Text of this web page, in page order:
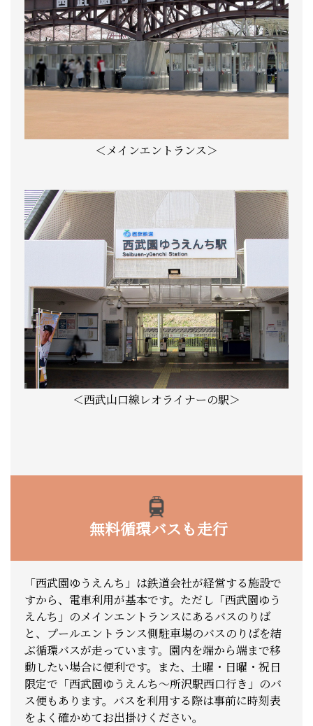
＜メインエントランス＞
＜西武山口線レオライナーの駅＞
無料循環バスも走行
「西武園ゆうえんち」は鉄道会社が経営する施設で
すから、電車利用が基本です。ただし「西武園ゆう
えんち」のメインエントランスにあるバスのりば
と、プールエントランス側駐車場のバスのりばを結
ぶ循環バスが走っています。園内を端から端まで移
動したい場合に便利です。また、土曜・日曜・祝日
限定で「西武園ゆうえんち～所沢駅西口行き」のバ
ス便もあります。バスを利用する際は事前に時刻表
をよく確かめてお出掛けください。